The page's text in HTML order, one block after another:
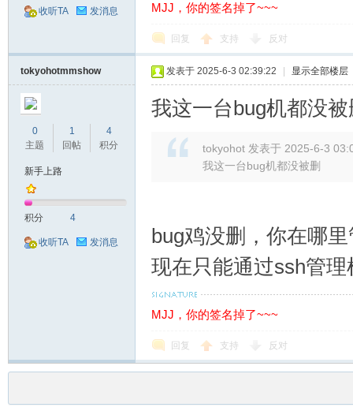
收听TA 发消息 MJJ，你的签名掉了~~~
回复 支持 反对
tokyohotmmshow
0
主题
1
回帖
4
积分
新手上路
积分 4
收听TA 发消息
发表于 2025-6-3 02:39:22 显示全部楼层
我这一台bug机都没被
tokyohot 发表于 2025-6-3
我这一台bug机都没被删
bug鸡没删，你在哪
现在只能通过ssh管
MJJ，你的签名掉了~~~
回复 支持 反对